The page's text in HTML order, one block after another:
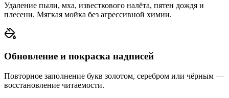
Удаление пыли, мха, известкового налёта, пятен дождя и
плесени. Мягкая мойка без агрессивной химии.
Обновление и покраска надписей
Повторное заполнение букв золотом, серебром или чёрным —
восстановление читаемости.